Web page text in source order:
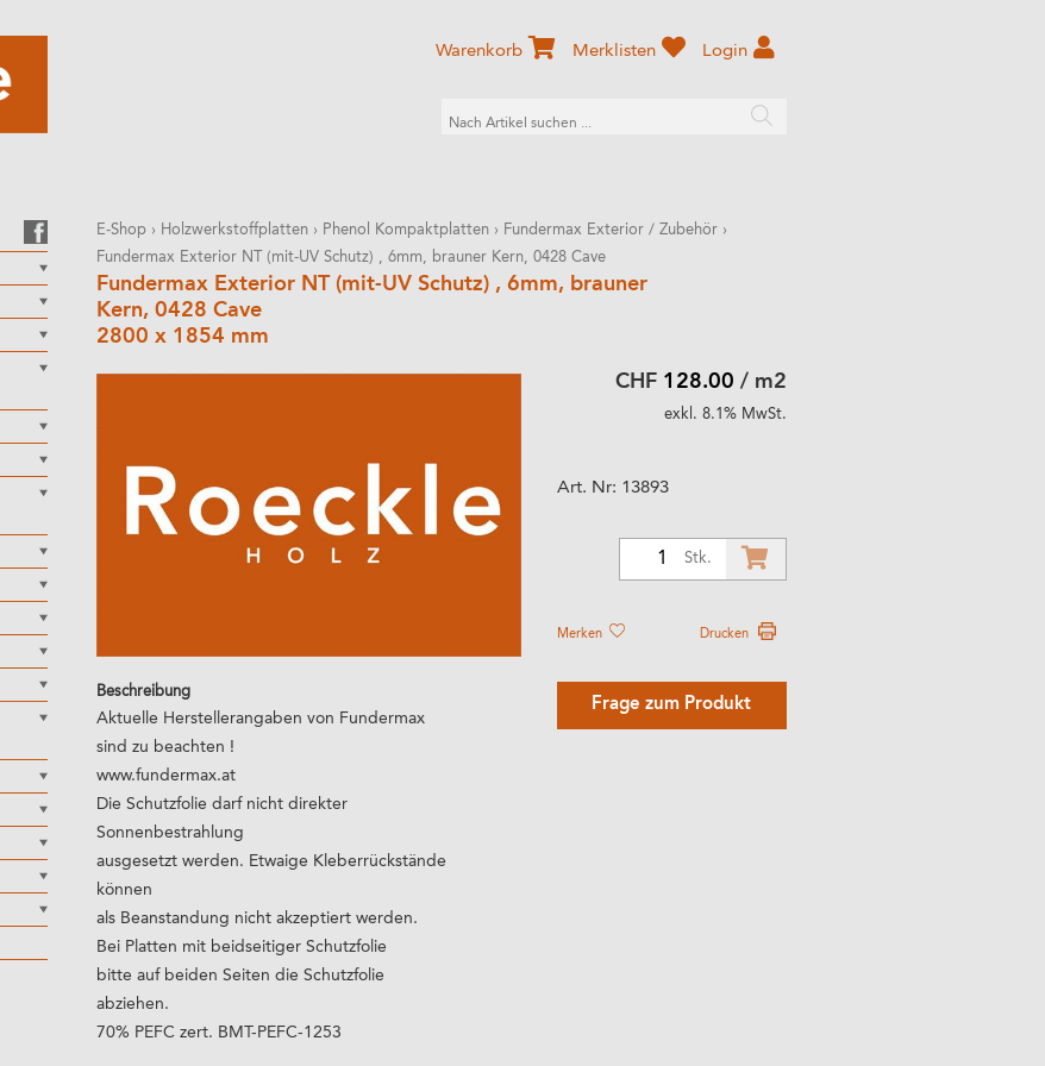
Warenkorb Merklisten Login
E-Shop › Holzwerkstoffplatten › Phenol Kompaktplatten › Fundermax Exterior / Zubehör ›
Fundermax Exterior NT (mit-UV Schutz) , 6mm, brauner Kern, 0428 Cave
Fundermax Exterior NT (mit-UV Schutz) , 6mm, brauner
Kern, 0428 Cave
2800 x 1854 mm
Beschreibung
Aktuelle Herstellerangaben von Fundermax
sind zu beachten !
www.fundermax.at
Die Schutzfolie darf nicht direkter
Sonnenbestrahlung
ausgesetzt werden. Etwaige Kleberrückstände
können
als Beanstandung nicht akzeptiert werden.
Bei Platten mit beidseitiger Schutzfolie
bitte auf beiden Seiten die Schutzfolie
abziehen.
70% PEFC zert. BMT-PEFC-1253
CHF 128.00 / m2
exkl. 8.1% MwSt.
Art. Nr: 13893
Stk.
Merken Drucken
Frage zum Produkt